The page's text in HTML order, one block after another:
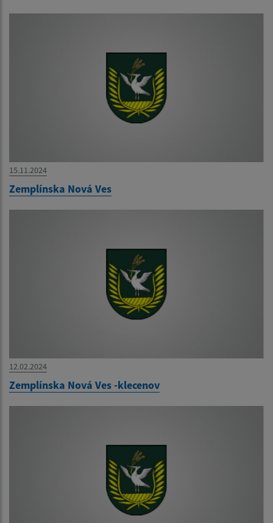
15.11.2024
Zemplínska Nová Ves
12.02.2024
Zemplínska Nová Ves -klecenov